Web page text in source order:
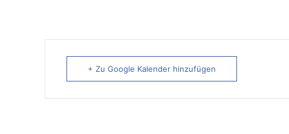
+ Zu Google Kalender hinzufügen